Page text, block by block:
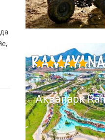
5.00out
of 5
Аквапарк